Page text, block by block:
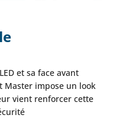
et sa face avant
Master impose un look
vient renforcer cette